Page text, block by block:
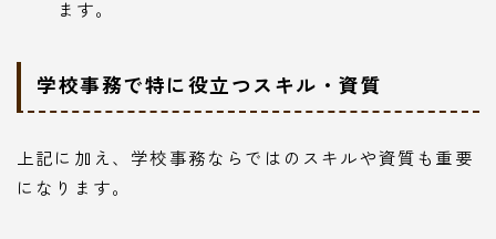
ます。
学校事務で特に役立つスキル・資質
上記に加え、学校事務ならではのスキルや資質も重要
になります。